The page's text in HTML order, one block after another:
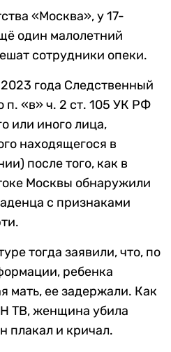
«Москва», у 17-
один малолетний
сотрудники опеки.
года Следственный
п. «в» ч. 2 ст. 105 УК РФ
или иного лица,
находящегося в
после того, как в
Москвы обнаружили
с признаками
тогда заявили, что, по
ребенка
мать, ее задержали. Как
ТВ, женщина убила
плакал и кричал.